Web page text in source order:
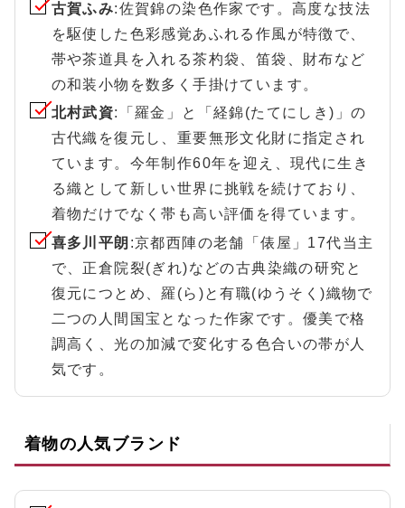
古賀ふみ:佐賀錦の染色作家です。高度な技法
を駆使した色彩感覚あふれる作風が特徴で、
帯や茶道具を入れる茶杓袋、笛袋、財布など
の和装小物を数多く手掛けています。
北村武資:「羅金」と「経錦(たてにしき)」の
古代織を復元し、重要無形文化財に指定され
ています。今年制作60年を迎え、現代に生き
る織として新しい世界に挑戦を続けており、
着物だけでなく帯も高い評価を得ています。
喜多川平朗 :京都西陣の老舗「俵屋」17代当主
で、正倉院裂(ぎれ)などの古典染織の研究と
復元につとめ、羅(ら)と有職(ゆうそく)織物で
二つの人間国宝となった作家です。優美で格
調高く、光の加減で変化する色合いの帯が人
気です。
着物の人気ブランド